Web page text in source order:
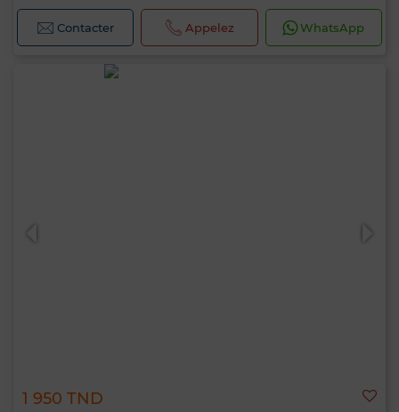
Contacter Appelez WhatsApp
1 950 TND